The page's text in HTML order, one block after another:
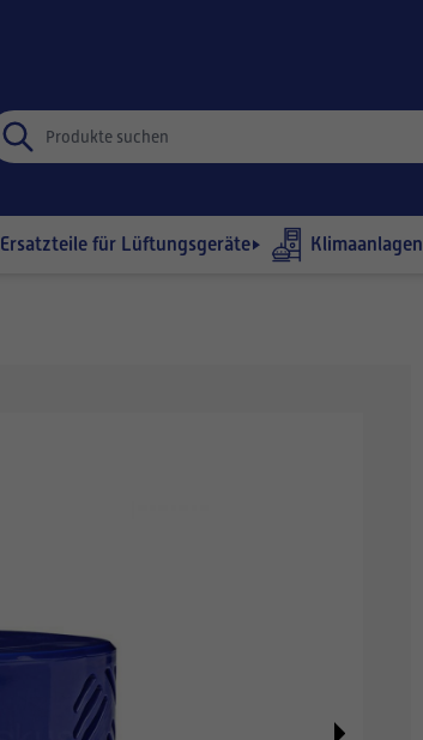
Ersatzteile für Lüftungsgeräte Klimaanlagen